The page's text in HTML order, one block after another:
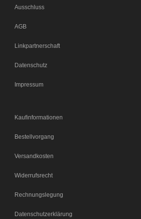
Ausschluss
AGB
Linkpartnerschaft
Datenschutz
Impressum
Kaufinformationen
Bestellvorgang
Versandkosten
Widerrufsrecht
Rechnungslegung
Datenschutzerklärung